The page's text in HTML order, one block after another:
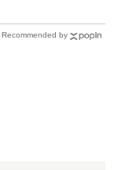
Recommended by